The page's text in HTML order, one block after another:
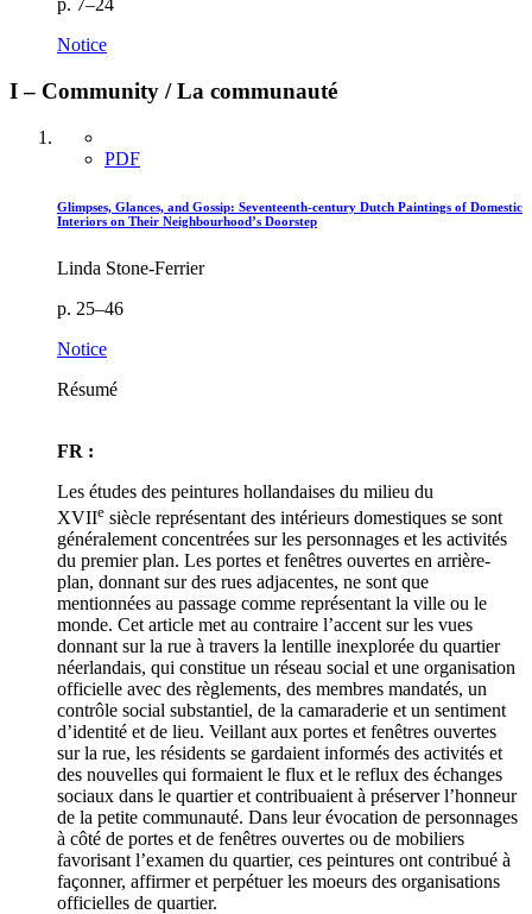
p. 7–24
Notice
I – Community / La communauté
PDF
Glimpses, Glances, and Gossip: Seventeenth-century Dutch Paintings of Domestic
Interiors on Their Neighbourhood’s Doorstep
Linda Stone-Ferrier
p. 25–46
Notice
Résumé
FR :
Les études des peintures hollandaises du milieu du
XVIIe siècle représentant des intérieurs domestiques se sont
généralement concentrées sur les personnages et les activités
du premier plan. Les portes et fenêtres ouvertes en arrière-
plan, donnant sur des rues adjacentes, ne sont que
mentionnées au passage comme représentant la ville ou le
monde. Cet article met au contraire l’accent sur les vues
donnant sur la rue à travers la lentille inexplorée du quartier
néerlandais, qui constitue un réseau social et une organisation
officielle avec des règlements, des membres mandatés, un
contrôle social substantiel, de la camaraderie et un sentiment
d’identité et de lieu. Veillant aux portes et fenêtres ouvertes
sur la rue, les résidents se gardaient informés des activités et
des nouvelles qui formaient le flux et le reflux des échanges
sociaux dans le quartier et contribuaient à préserver l’honneur
de la petite communauté. Dans leur évocation de personnages
à côté de portes et de fenêtres ouvertes ou de mobiliers
favorisant l’examen du quartier, ces peintures ont contribué à
façonner, affirmer et perpétuer les moeurs des organisations
officielles de quartier.